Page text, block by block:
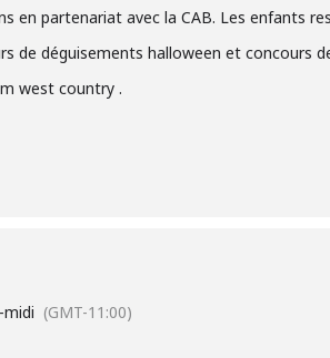
en partenariat avec la CAB. Les enfants
de déguisements halloween et concours
west country .
midi (GMT-11:00)